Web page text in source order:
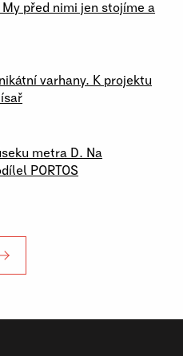
před nimi jen stojíme a
varhany. K projektu
metra D. Na
PORTOS